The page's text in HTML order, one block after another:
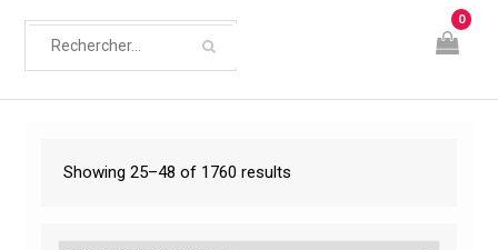
0
Showing 25–48 of 1760 results